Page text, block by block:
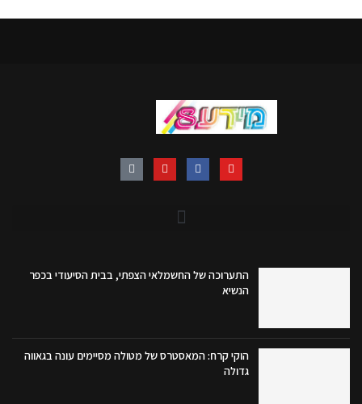
התערוכה של החשמלאי הצפתי, בבית הסיעודי בכפר
הנשיא
הוקי קרח: המאסטרס של מטולה מסיימים עונה בגאווה
גדולה